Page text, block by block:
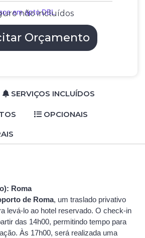
em apto DBL
não incluídos
Orçamento
SERVIÇOS INCLUÍDOS
OPCIONAIS
Roma
de Roma, um traslado privativo
levá-lo ao hotel reservado. O check-in
das 14h00, permitindo tempo para
Às 17h00, será realizada uma